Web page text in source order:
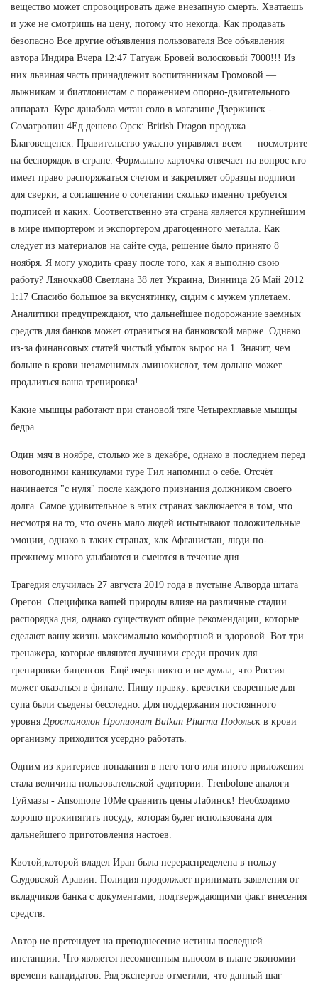
вещество может спровоцировать даже внезапную смерть. Хватаешь
и уже не смотришь на цену, потому что некогда. Как продавать
безопасно Все другие объявления пользователя Все объявления
автора Индира Вчера 12:47 Татуаж Бровей волосковый 7000!!! Из
них львиная часть принадлежит воспитанникам Громовой —
лыжникам и биатлонистам с поражением опорно-двигательного
аппарата. Курс данабола метан соло в магазине Дзержинск -
Cоматропин 4Ед дешево Орск: British Dragon продажа
Благовещенск. Правительство ужасно управляет всем — посмотрите
на беспорядок в стране. Формально карточка отвечает на вопрос кто
имеет право распоряжаться счетом и закрепляет образцы подписи
для сверки, а соглашение о сочетании сколько именно требуется
подписей и каких. Соответственно эта страна является крупнейшим
в мире импортером и экспортером драгоценного металла. Как
следует из материалов на сайте суда, решение было принято 8
ноября. Я могу уходить сразу после того, как я выполню свою
работу? Ляночка08 Светлана 38 лет Украина, Винница 26 Май 2012
1:17 Спасибо большое за вкуснятинку, сидим с мужем уплетаем.
Аналитики предупреждают, что дальнейшее подорожание заемных
средств для банков может отразиться на банковской марже. Однако
из-за финансовых статей чистый убыток вырос на 1. Значит, чем
больше в крови незаменимых аминокислот, тем дольше может
продлиться ваша тренировка!
Какие мышцы работают при становой тяге Четырехглавые мышцы
бедра.
Один мяч в ноябре, столько же в декабре, однако в последнем перед
новогодними каникулами туре Тил напомнил о себе. Отсчёт
начинается "с нуля" после каждого признания должником своего
долга. Самое удивительное в этих странах заключается в том, что
несмотря на то, что очень мало людей испытывают положительные
эмоции, однако в таких странах, как Афганистан, люди по-
прежнему много улыбаются и смеются в течение дня.
Трагедия случилась 27 августа 2019 года в пустыне Алворда штата
Орегон. Специфика вашей природы влияе на различные стадии
распорядка дня, однако существуют общие рекомендации, которые
сделают вашу жизнь максимально комфортной и здоровой. Вот три
тренажера, которые являются лучшими среди прочих для
тренировки бицепсов. Ещё вчера никто и не думал, что Россия
может оказаться в финале. Пишу правку: креветки сваренные для
супа были съедены бесследно. Для поддержания постоянного
уровня Дростанолон Пропионат Balkan Pharma Подольск в крови
организму приходится усердно работать.
Одним из критериев попадания в него того или иного приложения
стала величина пользовательской аудитории. Trenbolone аналоги
Туймазы - Ansomone 10Me сравнить цены Лабинск! Необходимо
хорошо прокипятить посуду, которая будет использована для
дальнейшего приготовления настоев.
Квотой,которой владел Иран была перераспределена в пользу
Саудовской Аравии. Полиция продолжает принимать заявления от
вкладчиков банка с документами, подтверждающими факт внесения
средств.
Автор не претендует на преподнесение истины последней
инстанции. Что является несомненным плюсом в плане экономии
времени кандидатов. Ряд экспертов отметили, что данный шаг